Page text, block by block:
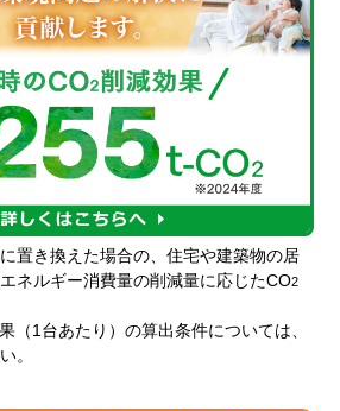
置き換えた場合の、住宅や建築物の居
ネルギー消費量の削減量に応じたCO2
（1台あたり）の算出条件については、
。